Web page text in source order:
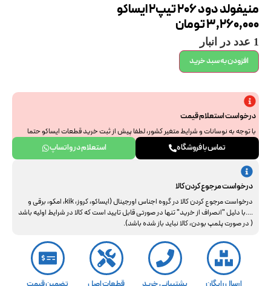
منیفولد دود 206 تیپ2 ایساکو
3,260,000تومان
1 عدد در انبار
افزودن به سبد خرید
درخواست استعلام قیمت
با توجه به نوسانات و شرایط متغیر کشور، لطفا پیش از ثبت خرید قطعات ایساکو حتما
جهت استعلام نهایی با ما هماهنگ فرمایید. از همراهی و درک شما سپاسگزاریم.
تماس با فروشگاه استعلام در واتساپ
درخواست مرجوع کردن کالا
درخواست مرجوع کردن کالا در گروه اجناس اورجینال (ایساکو، کروز، kik، امکو، برقی و
....با دلیل "انصراف از خرید" تنها در صورتی قابل تایید است که کالا در شرایط اولیه باشد
( در صورت پلمپ بودن، کالا نباید باز شده باشد).